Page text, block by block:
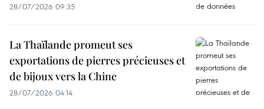
28/07/2026 09:35
La Thaïlande promeut ses
exportations de pierres précieuses et
de bijoux vers la Chine
28/07/2026 04:14